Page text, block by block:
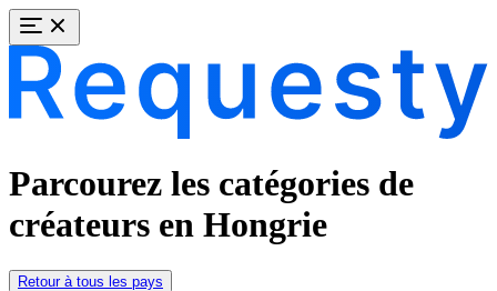
Parcourez les catégories de
créateurs en Hongrie
Retour à tous les pays